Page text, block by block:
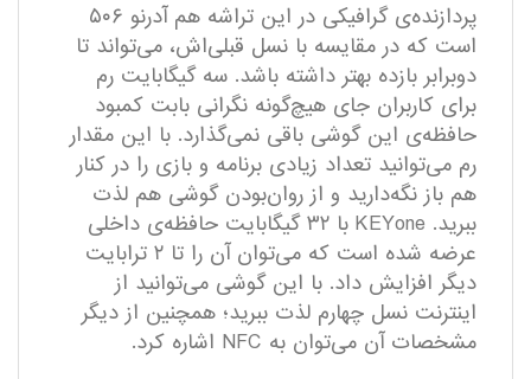
پردازنده‌ی گرافیکی در این تراشه هم آدرنو ۵۰۶
است که در مقایسه با نسل قبلی‌اش، می‌تواند تا
دوبرابر بازده بهتر داشته باشد. سه گیگابایت رم
برای کاربران جای هیچ‌گونه نگرانی بابت کمبود
حافظه‌ی این گوشی باقی نمی‌گذارد. با این مقدار
رم می‌توانید تعداد زیادی برنامه و بازی را در کنار
هم باز نگه‌دارید و از روان‌بودن گوشی هم لذت
ببرید. KEYone با ۳۲ گیگابایت حافظه‌ی داخلی
عرضه شده است که می‌توان آن را تا ۲ ترابایت
دیگر افزایش داد. با این گوشی می‌توانید از
اینترنت نسل چهارم لذت ببرید؛ همچنین از دیگر
مشخصات آن می‌توان به NFC اشاره کرد.